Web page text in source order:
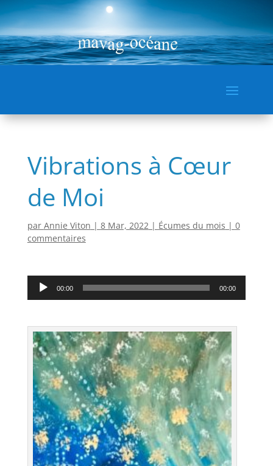
Vibrations à Cœur
de Moi
par Annie Viton | 8 Mar, 2022 | Écumes du mois | 0
commentaires
Lecteur
audio
00:00 00:00